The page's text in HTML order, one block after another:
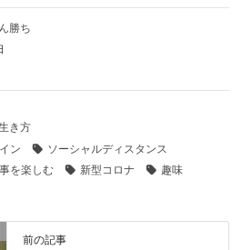
勝ち
き方
ン
ソーシャルディスタンス
を楽しむ
新型コロナ 趣味
前の記事